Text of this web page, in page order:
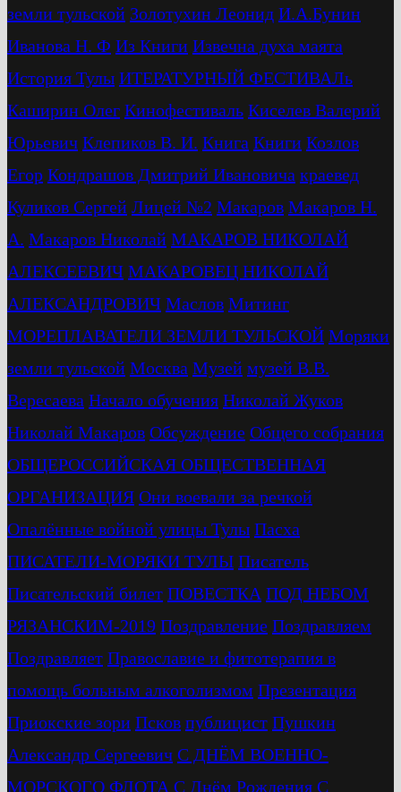
земли тульской Золотухин Леонид И.А.Бунин
Иванова Н. Ф Из Книги Извечна духа маята
История Тулы ИТЕРАТУРНЫЙ ФЕСТИВАЛь
Каширин Олег Кинофестиваль Киселев Валерий
Юрьевич Клепиков В. И. Книга Книги Козлов
Егор Кондрашов Дмитрий Ивановича краевед
Куликов Сергей Лицей №2 Макаров Макаров Н.
А. Макаров Николай МАКАРОВ НИКОЛАЙ
АЛЕКСЕЕВИЧ МАКАРОВЕЦ НИКОЛАЙ
АЛЕКСАНДРОВИЧ Маслов Митинг
МОРЕПЛАВАТЕЛИ ЗЕМЛИ ТУЛЬСКОЙ Моряки
земли тульской Москва Музей музей В.В.
Вересаева Начало обучения Николай Жуков
Николай Макаров Обсуждение Общего собрания
ОБЩЕРОССИЙСКАЯ ОБЩЕСТВЕННАЯ
ОРГАНИЗАЦИЯ Они воевали за речкой
Опалённые войной улицы Тулы Пасха
ПИСАТЕЛИ-МОРЯКИ ТУЛЫ Писатель
Писательский билет ПОВЕСТКА ПОД НЕБОМ
РЯЗАНСКИМ-2019 Поздравление Поздравляем
Поздравляет Православие и фитотерапия в
помощь больным алкоголизмом Презентация
Приокские зори Псков публицист Пушкин
Александр Сергеевич С ДНЁМ ВОЕННО-
МОРСКОГО ФЛОТА С Днём Рождения С